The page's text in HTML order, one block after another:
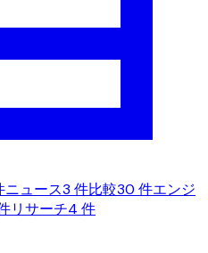
ニュース3 件比較30 件エンジ
リサーチ4 件